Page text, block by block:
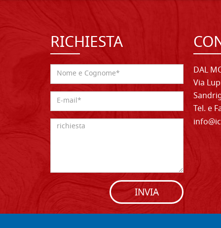
RICHIESTA
INVIA
DAL
Via
Tel. e